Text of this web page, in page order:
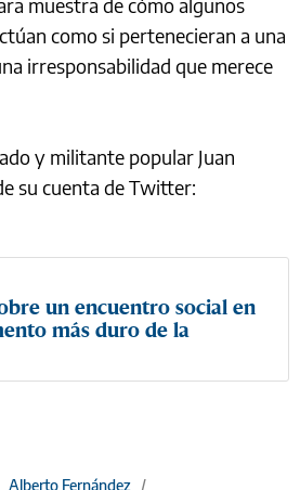
muestra de cómo algunos
como si pertenecieran a una
irresponsabilidad que merece
y militante popular Juan
su cuenta de Twitter:
un encuentro social en
más duro de la
Alberto Fernández /